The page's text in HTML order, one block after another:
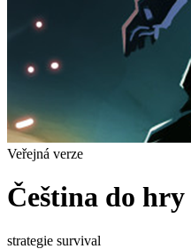
Veřejná verze
Čeština do
strategie survival